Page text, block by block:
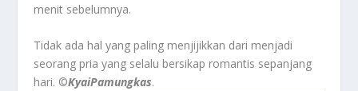
menit sebelumnya.
Tidak ada hal yang paling menjijikkan dari menjadi
seorang pria yang selalu bersikap romantis sepanjang
hari. ©️KyaiPamungkas.